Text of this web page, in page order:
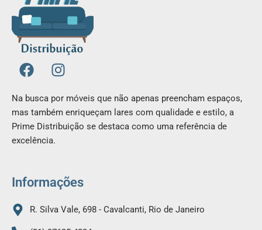
F
a
c
e
b
o
o
I
n
t
a
g
m
Na busca por móveis que não apenas preencham espaços,
mas também enriqueçam lares com qualidade e estilo, a
Prime Distribuição se destaca como uma referência de
excelência.
Informações
R. Silva Vale, 698 - Cavalcanti, Rio de Janeiro